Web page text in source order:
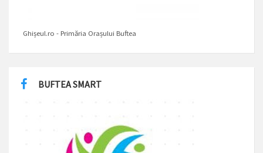
Ghișeul.ro - Primăria Orașului Buftea
BUFTEA SMART